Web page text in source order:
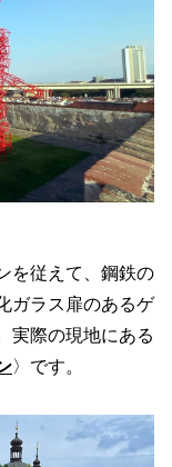
を従えて、鋼鉄の
ガラス扉のあるゲ
実際の現地にある
〉です。